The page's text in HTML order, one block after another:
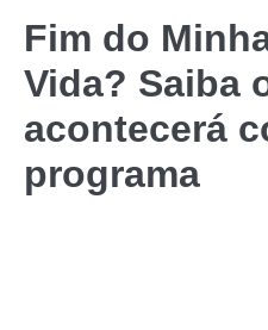
Fim do
Vida? Saiba
acontecerá
programa